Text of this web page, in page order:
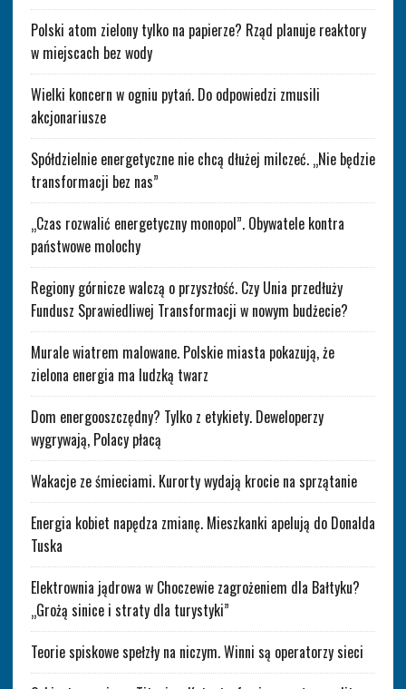
Polski atom zielony tylko na papierze? Rząd planuje reaktory
w miejscach bez wody
Wielki koncern w ogniu pytań. Do odpowiedzi zmusili
akcjonariusze
Spółdzielnie energetyczne nie chcą dłużej milczeć. „Nie będzie
transformacji bez nas”
„Czas rozwalić energetyczny monopol”. Obywatele kontra
państwowe molochy
Regiony górnicze walczą o przyszłość. Czy Unia przedłuży
Fundusz Sprawiedliwej Transformacji w nowym budżecie?
Murale wiatrem malowane. Polskie miasta pokazują, że
zielona energia ma ludzką twarz
Dom energooszczędny? Tylko z etykiety. Deweloperzy
wygrywają, Polacy płacą
Wakacje ze śmieciami. Kurorty wydają krocie na sprzątanie
Energia kobiet napędza zmianę. Mieszkanki apelują do Donalda
Tuska
Elektrownia jądrowa w Choczewie zagrożeniem dla Bałtyku?
„Grożą sinice i straty dla turystyki”
Teorie spiskowe spełzły na niczym. Winni są operatorzy sieci